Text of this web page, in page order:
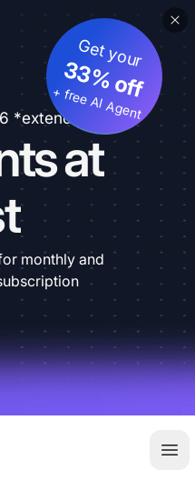
*extended
at
Get your
33% off
+ free AI Agent
monthly and
メ